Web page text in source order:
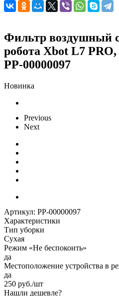
Фильтр воздушный
робота Xbot L7
РР-00000097
Новинка
Previous
Next
Артикул: РР-00000097
Характеристики
Тип уборки
Сухая
Режим «Не беспокоить»
да
Местоположение устройства в
да
250 руб./шт
Нашли дешевле?